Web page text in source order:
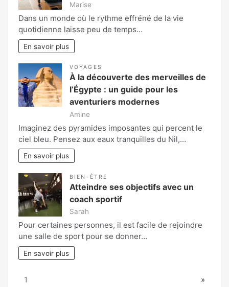
Marise
Dans un monde où le rythme effréné de la vie
quotidienne laisse peu de temps…
En savoir plus
VOYAGES
À la découverte des merveilles de
l’Égypte : un guide pour les
aventuriers modernes
Amine
Imaginez des pyramides imposantes qui percent le
ciel bleu. Pensez aux eaux tranquilles du Nil,…
En savoir plus
BIEN-ÊTRE
Atteindre ses objectifs avec un
coach sportif
Sarah
Pour certaines personnes, il est facile de rejoindre
une salle de sport pour se donner…
En savoir plus
Page:
1 Next
»